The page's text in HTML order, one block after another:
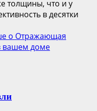
толщины, что и у
в десятки
о Отражающая
вашем доме